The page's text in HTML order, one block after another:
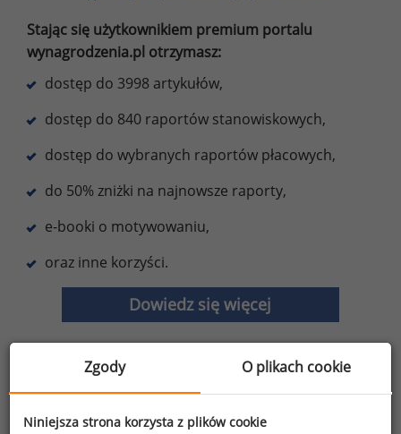
Stając się użytkownikiem premium portalu
wynagrodzenia.pl otrzymasz:
dostęp do 3998 artykułów,
dostęp do 840 raportów stanowiskowych,
dostęp do wybranych raportów płacowych,
do 50% zniżki na najnowsze raporty,
e-booki o motywowaniu,
oraz inne korzyści.
Dowiedz się więcej
Wybierz opcję dostosowana do Twoich
potrzeb!Przetestuj strefę premium.
Zgody O plikach cookie
Niniejsza strona korzysta z plików cookie